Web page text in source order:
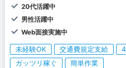
20代活躍中
男性活躍中
Web面接実施中
未経験OK 交通費規定支給
ガッツリ稼ぐ
簡単作業